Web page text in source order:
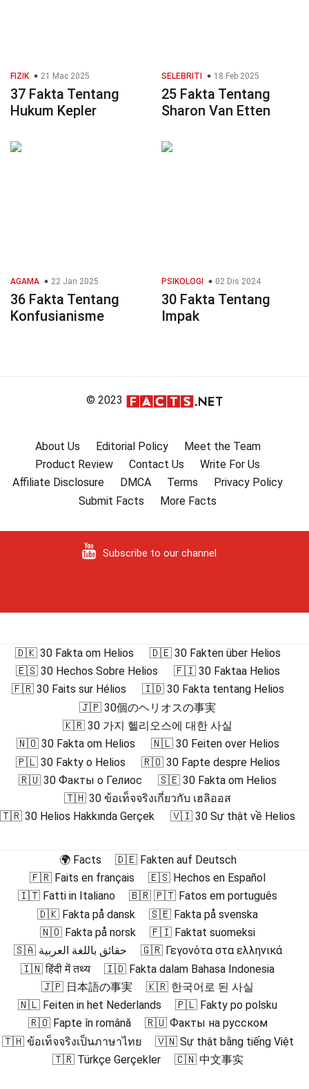
FIZIK 21 Mac 2025
37 Fakta Tentang
Hukum Kepler
SELEBRITI 18 Feb 2025
25 Fakta Tentang
Sharon Van Etten
AGAMA 22 Jan 2025
36 Fakta Tentang
Konfusianisme
PSIKOLOGI 02 Dis 2024
30 Fakta Tentang
Impak
© 2023
About Us Editorial Policy
Meet the Team
Product Review
Contact Us
Write For Us
Affiliate Disclosure
DMCA Terms
Privacy Policy
Submit Facts
More Facts
Subscribe to our channel
🇩🇰 30 Fakta om Helios
🇩🇪 30 Fakten über Helios
🇪🇸 30 Hechos Sobre Helios
🇫🇮 30 Faktaa Helios
🇫🇷 30 Faits sur Hélios
🇮🇩 30 Fakta tentang Helios
🇯🇵 30個のヘリオスの事実
🇰🇷 30 가지 헬리오스에 대한 사실
🇳🇴 30 Fakta om Helios
🇳🇱 30 Feiten over Helios
🇵🇱 30 Fakty o Helios
🇷🇴 30 Fapte despre Helios
🇷🇺 30 Факты о Гелиос
🇸🇪 30 Fakta om Helios
🇹🇭 30 ข้อเท็จจริงเกี่ยวกับ เฮลิออส
🇹🇷 30 Helios Hakkında Gerçek
🇻🇮 30 Sự thật về Helios
🌍 Facts
🇩🇪 Fakten auf Deutsch
🇫🇷 Faits en français
🇪🇸 Hechos en Español
🇮🇹 Fatti in Italiano
🇧🇷 🇵🇹 Fatos em português
🇩🇰 Fakta på dansk
🇸🇪 Fakta på svenska
🇳🇴 Fakta på norsk
🇫🇮 Faktat suomeksi
🇸🇦 حقائق باللغة العربية
🇬🇷 Γεγονότα στα ελληνικά
🇮🇳 हिंदी में तथ्य
🇮🇩 Fakta dalam Bahasa Indonesia
🇯🇵 日本語の事実
🇰🇷 한국어로 된 사실
🇳🇱 Feiten in het Nederlands
🇵🇱 Fakty po polsku
🇷🇴 Fapte în română
🇷🇺 Факты на русском
🇹🇭 ข้อเท็จจริงเป็นภาษาไทย
🇻🇳 Sự thật bằng tiếng Việt
🇹🇷 Türkçe Gerçekler
🇨🇳 中文事实